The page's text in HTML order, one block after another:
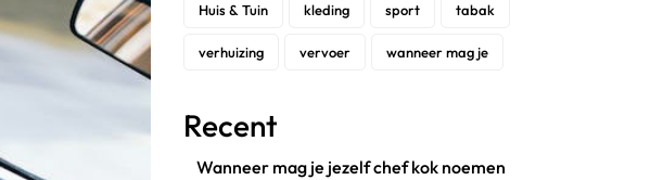
Huis & Tuin kleding sport tabak
verhuizing vervoer wanneer mag je
Recent
Wanneer mag je jezelf chef kok noemen